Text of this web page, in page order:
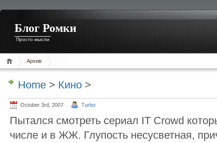
Блог Ромки
Просто мысли
Архив
Home > Кино >
October 3rd, 2007 Turbo
Пытался смотреть сериал IT Crowd
числе и в ЖЖ. Глупость несусветная,